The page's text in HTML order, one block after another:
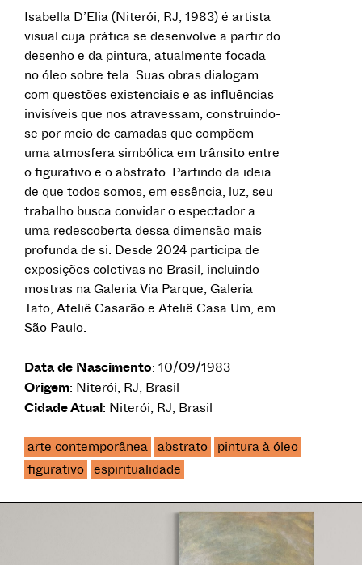
Isabella D’Elia (Niterói, RJ, 1983) é artista
visual cuja prática se desenvolve a partir do
desenho e da pintura, atualmente focada
no óleo sobre tela. Suas obras dialogam
com questões existenciais e as influências
invisíveis que nos atravessam, construindo-
se por meio de camadas que compõem
uma atmosfera simbólica em trânsito entre
o figurativo e o abstrato. Partindo da ideia
de que todos somos, em essência, luz, seu
trabalho busca convidar o espectador a
uma redescoberta dessa dimensão mais
profunda de si. Desde 2024 participa de
exposições coletivas no Brasil, incluindo
mostras na Galeria Via Parque, Galeria
Tato, Ateliê Casarão e Ateliê Casa Um, em
São Paulo.
Data de Nascimento: 10/09/1983
Origem: Niterói, RJ, Brasil
Cidade Atual: Niterói, RJ, Brasil
arte contemporânea abstrato
pintura à óleo
figurativo espiritualidade